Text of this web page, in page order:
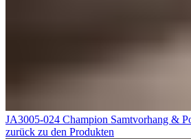
JA3005-024 Champion Samtvorhang &
zurück zu den Produkten